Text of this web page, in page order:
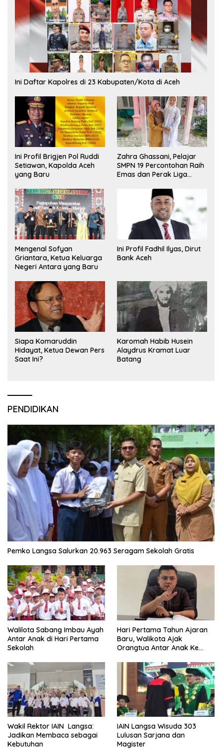
Ini Daftar Kapolres di 23 Kabupaten/Kota di Aceh
Ini Profil Brigjen Pol Ruddi
Setiawan, Kapolda Aceh
yang Baru
Zahra Ghassani, Pelajar
SMPN 19 Percontohan Raih
Emas dan Perak Liga
Mengenal Sofyan
Griantara, Ketua Keluarga
Negeri Antara yang Baru
Ini Profil Fadhil Ilyas, Dirut
Bank Aceh
Siapa Komaruddin
Hidayat, Ketua Dewan Pers
Saat Ini?
Karomah Habib Husein
Alaydrus Kramat Luar
Batang
PENDIDIKAN
Pemko Langsa Salurkan 20.963 Seragam Sekolah Gratis
Walilota Sabang Imbau Ayah
Antar Anak di Hari Pertama
Sekolah
Hari Pertama Tahun Ajaran
Baru, Walikota Ajak
Orangtua Antar Anak Ke
Wakil Rektor IAIN Langsa:
Jadikan Membaca sebagai
Kebutuhan
IAIN Langsa Wisuda 303
Lulusan Sarjana dan
Magister